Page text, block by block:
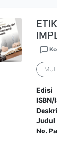
Edisi
ISBN/
Judul
No.